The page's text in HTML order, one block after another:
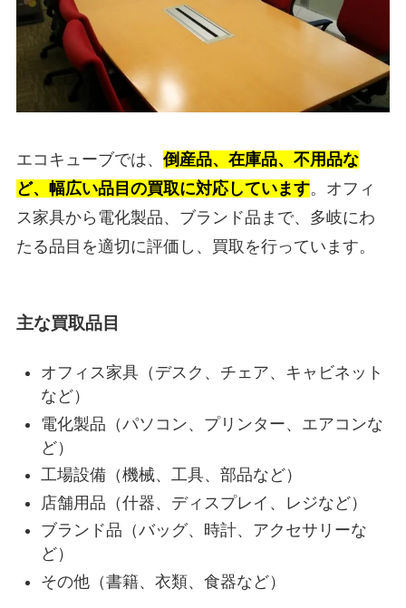
エコキューブでは、 倒産品、在庫品、不用品な
ど、幅広い品目の買取に対応しています。オフィ
ス家具から電化製品、ブランド品まで、多岐にわ
たる品目を適切に評価し、買取を行っています。
主な買取品目
オフィス家具（デスク、チェア、キャビネット
など）
電化製品（パソコン、プリンター、エアコンな
ど）
工場設備（機械、工具、部品など）
店舗用品（什器、ディスプレイ、レジなど）
ブランド品（バッグ、時計、アクセサリーな
ど）
その他（書籍、衣類、食器など）